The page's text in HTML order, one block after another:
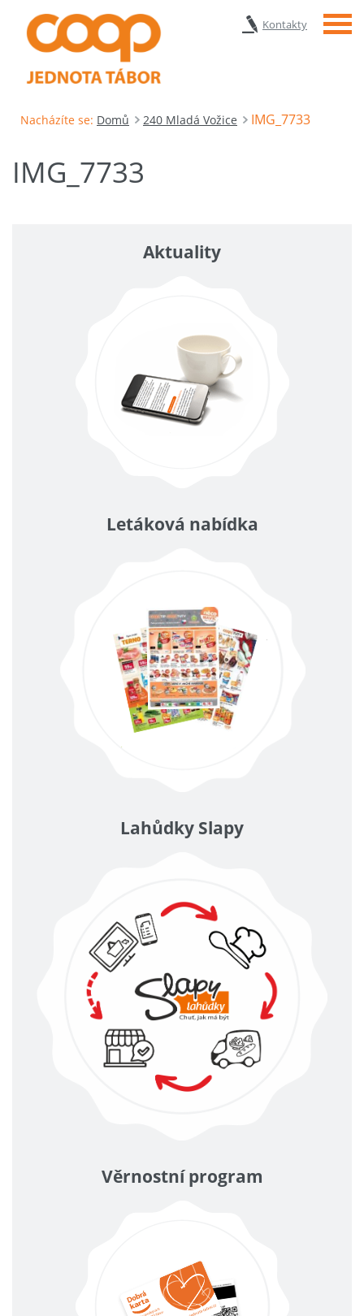
Kontakty Menu
Nacházíte se: Domů 240 Mladá Vožice IMG_7733
IMG_7733
Aktuality
Letáková nabídka
Lahůdky Slapy
Věrnostní program